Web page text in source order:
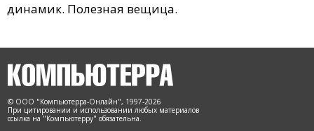
динамик. Полезная вещица.
© ООО "Компьютерра-Онлайн", 1997-2026
При цитировании и использовании любых материалов
ссылка на "Компьютерру" обязательна.